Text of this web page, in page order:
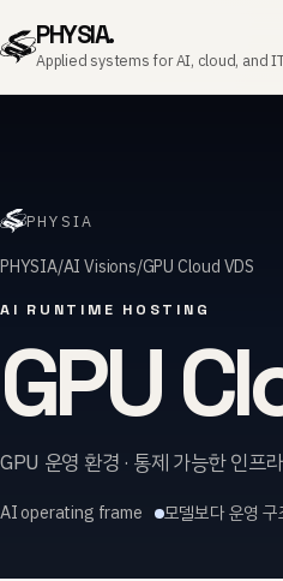
PHYSIA.
Applied systems for AI, cloud, and
PHYSIA
PHYSIA AI Visions GPU Cloud VDS
AI RUNTIME HOSTING
GPU
GPU 운영 환경 · 통제 가능한 인프
AI operating frame 모델보다 운영